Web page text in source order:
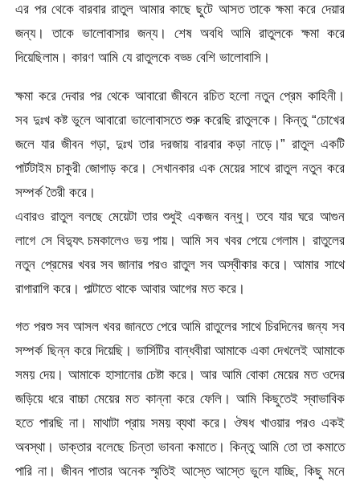
এর পর থেকে বারবার রাতুল আমার কাছে ছুটে আসত তাকে ক্ষমা করে দেয়ার
জন্য। তাকে ভালোবাসার জন্য। শেষ অবধি আমি রাতুলকে ক্ষমা করে
দিয়েছিলাম। কারণ আমি যে রাতুলকে বড্ড বেশি ভালোবাসি।
ক্ষমা করে দেবার পর থেকে আবারো জীবনে রচিত হলো নতুন প্রেম কাহিনী।
সব দুঃখ কষ্ট ভুলে আবারো ভালোবাসতে শুরু করেছি রাতুলকে। কিন্তু “চোখের
জলে যার জীবন গড়া, দুঃখ তার দরজায় বারবার কড়া নাড়ে।” রাতুল একটি
পার্টটাইম চাকুরী জোগাড় করে। সেখানকার এক মেয়ের সাথে রাতুল নতুন করে
সম্পর্ক তৈরী করে।
এবারও রাতুল বলছে মেয়েটা তার শুধুই একজন বন্ধু। তবে যার ঘরে আগুন
লাগে সে বিদ্যুৎ চমকালেও ভয় পায়। আমি সব খবর পেয়ে গেলাম। রাতুলের
নতুন প্রেমের খবর সব জানার পরও রাতুল সব অস্বীকার করে। আমার সাথে
রাগারাগি করে। পাল্টাতে থাকে আবার আগের মত করে।
গত পরশু সব আসল খবর জানতে পেরে আমি রাতুলের সাথে চিরদিনের জন্য সব
সম্পর্ক ছিন্ন করে দিয়েছি। ভার্সিটির বান্ধবীরা আমাকে একা দেখলেই আমাকে
সময় দেয়। আমাকে হাসানোর চেষ্টা করে। আর আমি বোকা মেয়ের মত ওদের
জড়িয়ে ধরে বাচ্চা মেয়ের মত কান্না করে ফেলি। আমি কিছুতেই স্বাভাবিক
হতে পারছি না। মাথাটা প্রায় সময় ব্যথা করে। ঔষধ খাওয়ার পরও একই
অবস্থা। ডাক্তার বলেছে চিন্তা ভাবনা কমাতে। কিন্তু আমি তো তা কমাতে
পারি না। জীবন পাতার অনেক স্মৃতিই আস্তে আস্তে ভুলে যাচ্ছি, কিছু মনে